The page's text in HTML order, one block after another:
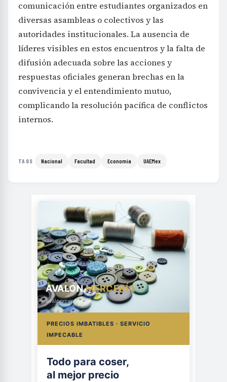
comunicación entre estudiantes organizados en
diversas asambleas o colectivos y las
autoridades institucionales. La ausencia de
líderes visibles en estos encuentros y la falta de
difusión adecuada sobre las acciones y
respuestas oficiales generan brechas en la
convivencia y el entendimiento mutuo,
complicando la resolución pacífica de conflictos
internos.
TAGS Nacional Facultad Economía UAEMex
AVALONMERCERÍA
avalonmerceria.es
PRECIOS IMBATIBLES · SERVICIO
IMPECABLE
Todo para coser,
al mejor precio